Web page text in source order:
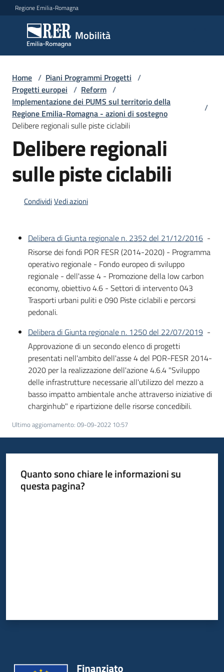
Vai al contenuto
Vai alla navigazione
Vai al footer
Regione Emilia-Romagna
Mobilità
Mobilità
Argomenti
Novità
Servizi
Leggi
Atti
Bandi
Piani
Programmi
Progetti
Menu selezionato
educazione
sicurezza
stradale
Seguici
Home / Piani Programmi Progetti /
Progetti europei / Reform /
Implementazione dei PUMS sul territorio della
Regione Emilia-Romagna - azioni di sostegno
/
Delibere regionali sulle piste ciclabili
Delibere regionali
sulle piste ciclabili
CondividiVedi azioni
Delibera di Giunta regionale n. 2352 del 21/12/2016 -
Risorse dei fondi POR FESR (2014-2020) - Programma
operativo regionale - Fondo europeo di sviluppo
regionale - dell'asse 4 - Promozione della low carbon
economy, obiettivo 4.6 - Settori di intervento 043
Trasporti urbani puliti e 090 Piste ciclabili e percorsi
pedonali.
Delibera di Giunta regionale n. 1250 del 22/07/2019 -
Approvazione di un secondo elenco di progetti
presentati nell'ambito dell'asse 4 del POR-FESR 2014-
2020 per la realizzazione dell'azione 4.6.4 "Sviluppo
delle infrastrutture necessarie all'utilizzo del mezzo a
basso impatto ambientale anche attraverso iniziative di
charginhub" e ripartizione delle risorse concedibili.
Ultimo aggiornamento: 09-09-2022 10:57
Quanto sono chiare le informazioni su
questa pagina?